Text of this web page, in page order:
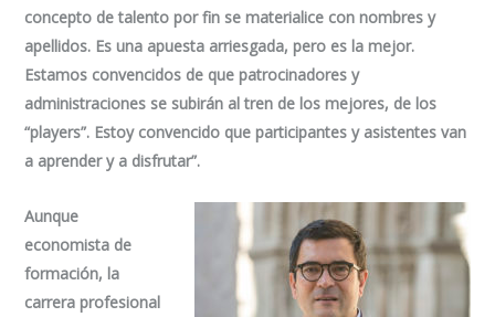
concepto de talento por fin se materialice con nombres y
apellidos. Es una apuesta arriesgada, pero es la mejor.
Estamos convencidos de que patrocinadores y
administraciones se subirán al tren de los mejores, de los
“players”. Estoy convencido que participantes y asistentes van
a aprender y a disfrutar”.
Aunque
economista de
formación, la
carrera profesional